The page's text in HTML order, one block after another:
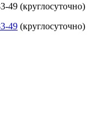
49 (круглосуточно)
49 (круглосуточно)